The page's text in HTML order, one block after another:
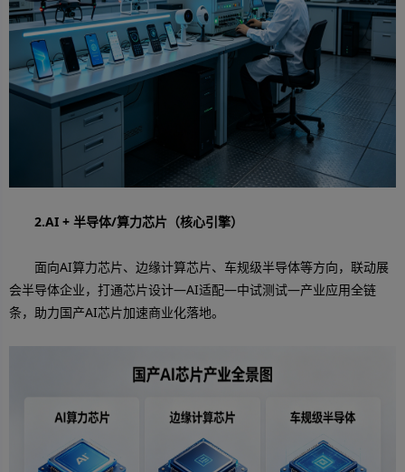
2.AI + 半导体/算力芯片（核心引擎）
面向AI算力芯片、边缘计算芯片、车规级半导体等方向，联动展
会半导体企业，打通芯片设计—AI适配—中试测试—产业应用全链
条，助力国产AI芯片加速商业化落地。